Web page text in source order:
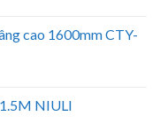
cao 1600mm CTY-
NIULI